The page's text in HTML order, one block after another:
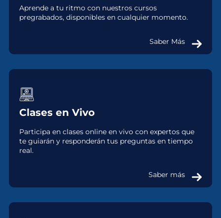
Aprende a tu ritmo con nuestros cursos
pregrabados, disponibles en cualquier momento.
Saber Más
Clases en Vivo
Participa en clases online en vivo con expertos que
te guiarán y responderán tus preguntas en tiempo
real.
Saber más